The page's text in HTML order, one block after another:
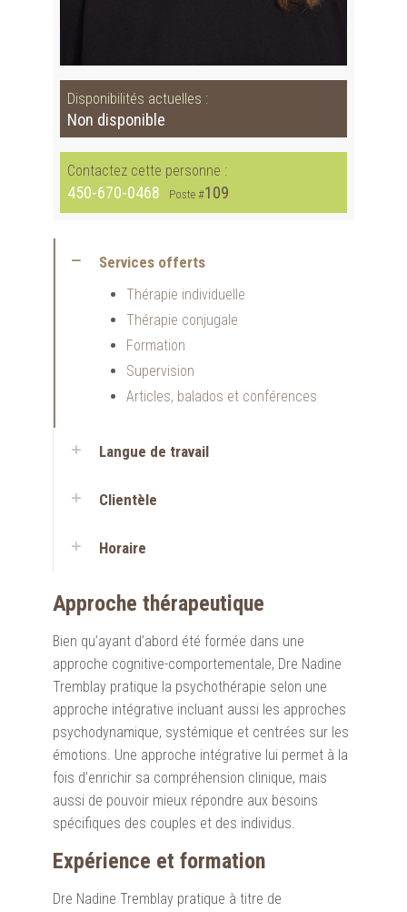
Disponibilités actuelles :
Non disponible
Contactez cette personne :
450-670-0468 Poste #109
Services offerts
Thérapie individuelle
Thérapie conjugale
Formation
Supervision
Articles, balados et conférences
Langue de travail
Clientèle
Horaire
Approche thérapeutique
Bien qu’ayant d’abord été formée dans une
approche cognitive-comportementale, Dre Nadine
Tremblay pratique la psychothérapie selon une
approche intégrative incluant aussi les approches
psychodynamique, systémique et centrées sur les
émotions. Une approche intégrative lui permet à la
fois d’enrichir sa compréhension clinique, mais
aussi de pouvoir mieux répondre aux besoins
spécifiques des couples et des individus.
Expérience et formation
Dre Nadine Tremblay pratique à titre de